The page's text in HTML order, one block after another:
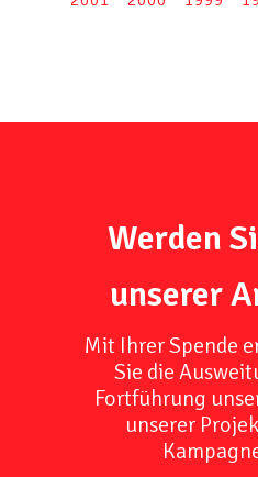
Werden
unserer
Mit Ihrer Spende
Sie die
Fortführung
unserer